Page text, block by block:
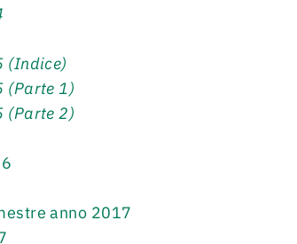
(Indice)
(Parte 1)
(Parte 2)
anno 2017